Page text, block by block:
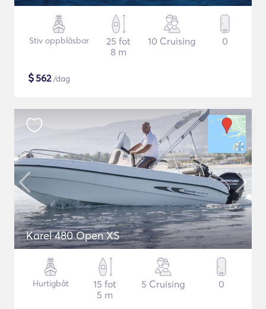
Stiv oppblåsbar
25 fot
8 m
10 Cruising 0
$562/dag
Karel 480 Open XS
Hurtigbåt
15 fot
5 m
5 Cruising 0